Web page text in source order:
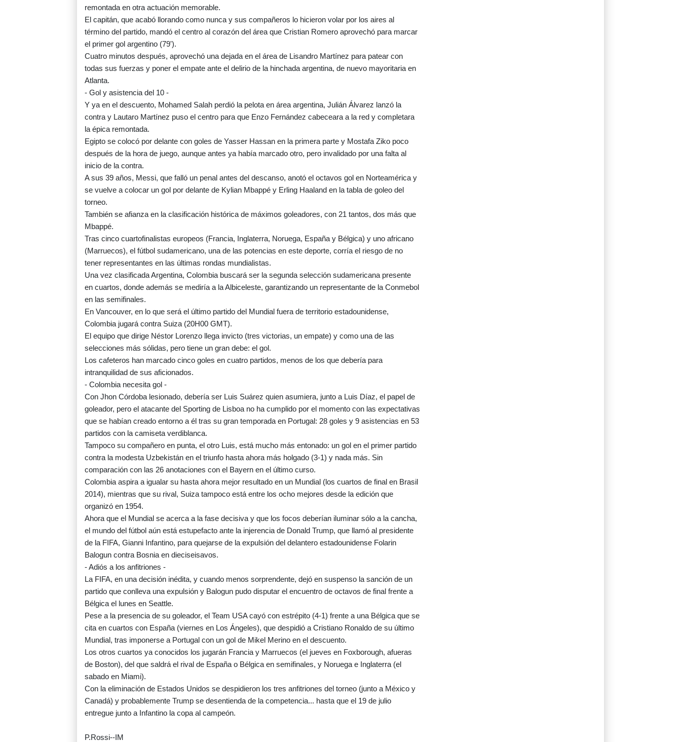
remontada en otra actuación memorable.
El capitán, que acabó llorando como nunca y sus compañeros lo hicieron volar por los aires al
término del partido, mandó el centro al corazón del área que Cristian Romero aprovechó para marcar
el primer gol argentino (79').
Cuatro minutos después, aprovechó una dejada en el área de Lisandro Martínez para patear con
todas sus fuerzas y poner el empate ante el delirio de la hinchada argentina, de nuevo mayoritaria en
Atlanta.
- Gol y asistencia del 10 -
Y ya en el descuento, Mohamed Salah perdió la pelota en área argentina, Julián Álvarez lanzó la
contra y Lautaro Martínez puso el centro para que Enzo Fernández cabeceara a la red y completara
la épica remontada.
Egipto se colocó por delante con goles de Yasser Hassan en la primera parte y Mostafa Ziko poco
después de la hora de juego, aunque antes ya había marcado otro, pero invalidado por una falta al
inicio de la contra.
A sus 39 años, Messi, que falló un penal antes del descanso, anotó el octavos gol en Norteamérica y
se vuelve a colocar un gol por delante de Kylian Mbappé y Erling Haaland en la tabla de goleo del
torneo.
También se afianza en la clasificación histórica de máximos goleadores, con 21 tantos, dos más que
Mbappé.
Tras cinco cuartofinalistas europeos (Francia, Inglaterra, Noruega, España y Bélgica) y uno africano
(Marruecos), el fútbol sudamericano, una de las potencias en este deporte, corría el riesgo de no
tener representantes en las últimas rondas mundialistas.
Una vez clasificada Argentina, Colombia buscará ser la segunda selección sudamericana presente
en cuartos, donde además se mediría a la Albiceleste, garantizando un representante de la Conmebol
en las semifinales.
En Vancouver, en lo que será el último partido del Mundial fuera de territorio estadounidense,
Colombia jugará contra Suiza (20H00 GMT).
El equipo que dirige Néstor Lorenzo llega invicto (tres victorias, un empate) y como una de las
selecciones más sólidas, pero tiene un gran debe: el gol.
Los cafeteros han marcado cinco goles en cuatro partidos, menos de los que debería para
intranquilidad de sus aficionados.
- Colombia necesita gol -
Con Jhon Córdoba lesionado, debería ser Luis Suárez quien asumiera, junto a Luis Díaz, el papel de
goleador, pero el atacante del Sporting de Lisboa no ha cumplido por el momento con las expectativas
que se habían creado entorno a él tras su gran temporada en Portugal: 28 goles y 9 asistencias en 53
partidos con la camiseta verdiblanca.
Tampoco su compañero en punta, el otro Luis, está mucho más entonado: un gol en el primer partido
contra la modesta Uzbekistán en el triunfo hasta ahora más holgado (3-1) y nada más. Sin
comparación con las 26 anotaciones con el Bayern en el último curso.
Colombia aspira a igualar su hasta ahora mejor resultado en un Mundial (los cuartos de final en Brasil
2014), mientras que su rival, Suiza tampoco está entre los ocho mejores desde la edición que
organizó en 1954.
Ahora que el Mundial se acerca a la fase decisiva y que los focos deberían iluminar sólo a la cancha,
el mundo del fútbol aún está estupefacto ante la injerencia de Donald Trump, que llamó al presidente
de la FIFA, Gianni Infantino, para quejarse de la expulsión del delantero estadounidense Folarin
Balogun contra Bosnia en dieciseisavos.
- Adiós a los anfitriones -
La FIFA, en una decisión inédita, y cuando menos sorprendente, dejó en suspenso la sanción de un
partido que conlleva una expulsión y Balogun pudo disputar el encuentro de octavos de final frente a
Bélgica el lunes en Seattle.
Pese a la presencia de su goleador, el Team USA cayó con estrépito (4-1) frente a una Bélgica que se
cita en cuartos con España (viernes en Los Ángeles), que despidió a Cristiano Ronaldo de su último
Mundial, tras imponerse a Portugal con un gol de Mikel Merino en el descuento.
Los otros cuartos ya conocidos los jugarán Francia y Marruecos (el jueves en Foxborough, afueras
de Boston), del que saldrá el rival de España o Bélgica en semifinales, y Noruega e Inglaterra (el
sabado en Miami).
Con la eliminación de Estados Unidos se despidieron los tres anfitriones del torneo (junto a México y
Canadá) y probablemente Trump se desentienda de la competencia... hasta que el 19 de julio
entregue junto a Infantino la copa al campeón.
P.Rossi--IM